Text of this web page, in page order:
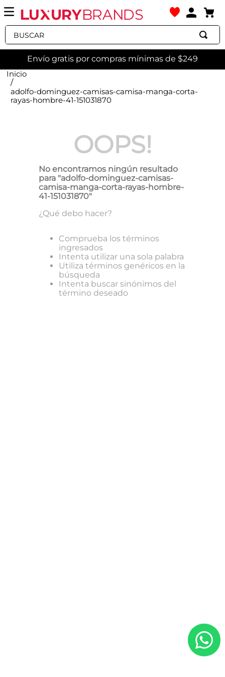
Buscar
Envío gratis por compras mínimas de $249
adolfo-dominguez-camisas-camisa-manga-corta-
rayas-hombre-41-151031870
OOPS!
No encontramos ningún resultado
para "adolfo-dominguez-camisas-
camisa-manga-corta-rayas-hombre-
41-151031870"
¿Qué debo hacer?
Comprueba los términos
ingresados
Intenta utilizar una sola palabra
Utiliza términos genéricos en la
búsqueda
Intenta buscar sinónimos del
término deseado